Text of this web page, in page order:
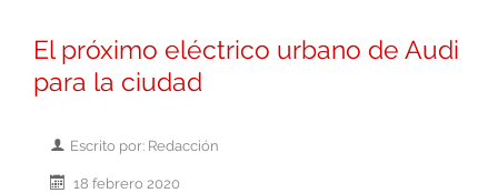
El próximo eléctrico urbano de Audi
para la ciudad
Escrito por: Redacción
18 febrero 2020